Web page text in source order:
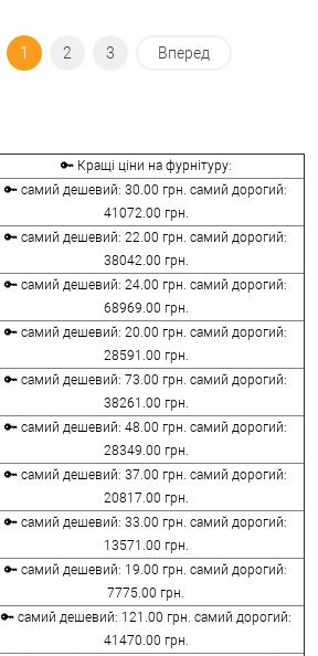
1 2 3 Вперед
🔑 Кращі ціни на фурнітуру:
🔑 самий дешевий: 30.00 грн. самий дорогий:
41072.00 грн.
🔑 самий дешевий: 22.00 грн. самий дорогий:
38042.00 грн.
🔑 самий дешевий: 24.00 грн. самий дорогий:
68969.00 грн.
🔑 самий дешевий: 20.00 грн. самий дорогий:
28591.00 грн.
🔑 самий дешевий: 73.00 грн. самий дорогий:
38261.00 грн.
🔑 самий дешевий: 48.00 грн. самий дорогий:
28349.00 грн.
🔑 самий дешевий: 37.00 грн. самий дорогий:
20817.00 грн.
🔑 самий дешевий: 33.00 грн. самий дорогий:
13571.00 грн.
🔑 самий дешевий: 19.00 грн. самий дорогий:
7775.00 грн.
🔑 самий дешевий: 121.00 грн. самий дорогий:
41470.00 грн.